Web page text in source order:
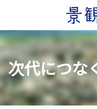
次代につな